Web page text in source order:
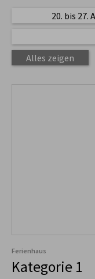
20. bis 27.
Alles zeigen
Ferienhaus
Kategorie 1